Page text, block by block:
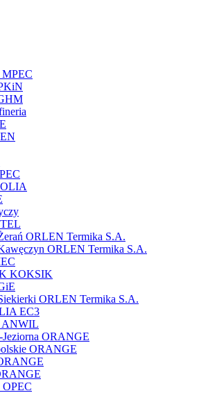
MPEC
ORLEN Termika S.A.
ORLEN Termika S.A.
KOKSIK
ORLEN Termika S.A.
EC3
ANWIL
Jeziorna ORANGE
ORANGE
OPEC